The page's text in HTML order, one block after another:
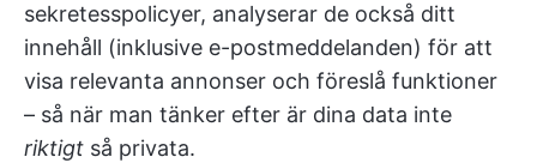
sekretesspolicyer, analyserar de också ditt
innehåll (inklusive e-postmeddelanden) för att
visa relevanta annonser och föreslå funktioner
– så när man tänker efter är dina data inte
riktigt så privata.